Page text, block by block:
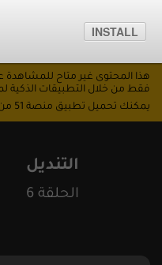
INSTALL
التنديل
الحلقة 6
هذا المحتوى غير متاح للمشاهدة
فقط من خلال التطبيقات الذكية
يمكنك تحميل تطبيق منصة 51 من متاجر التطبيقات الذكية